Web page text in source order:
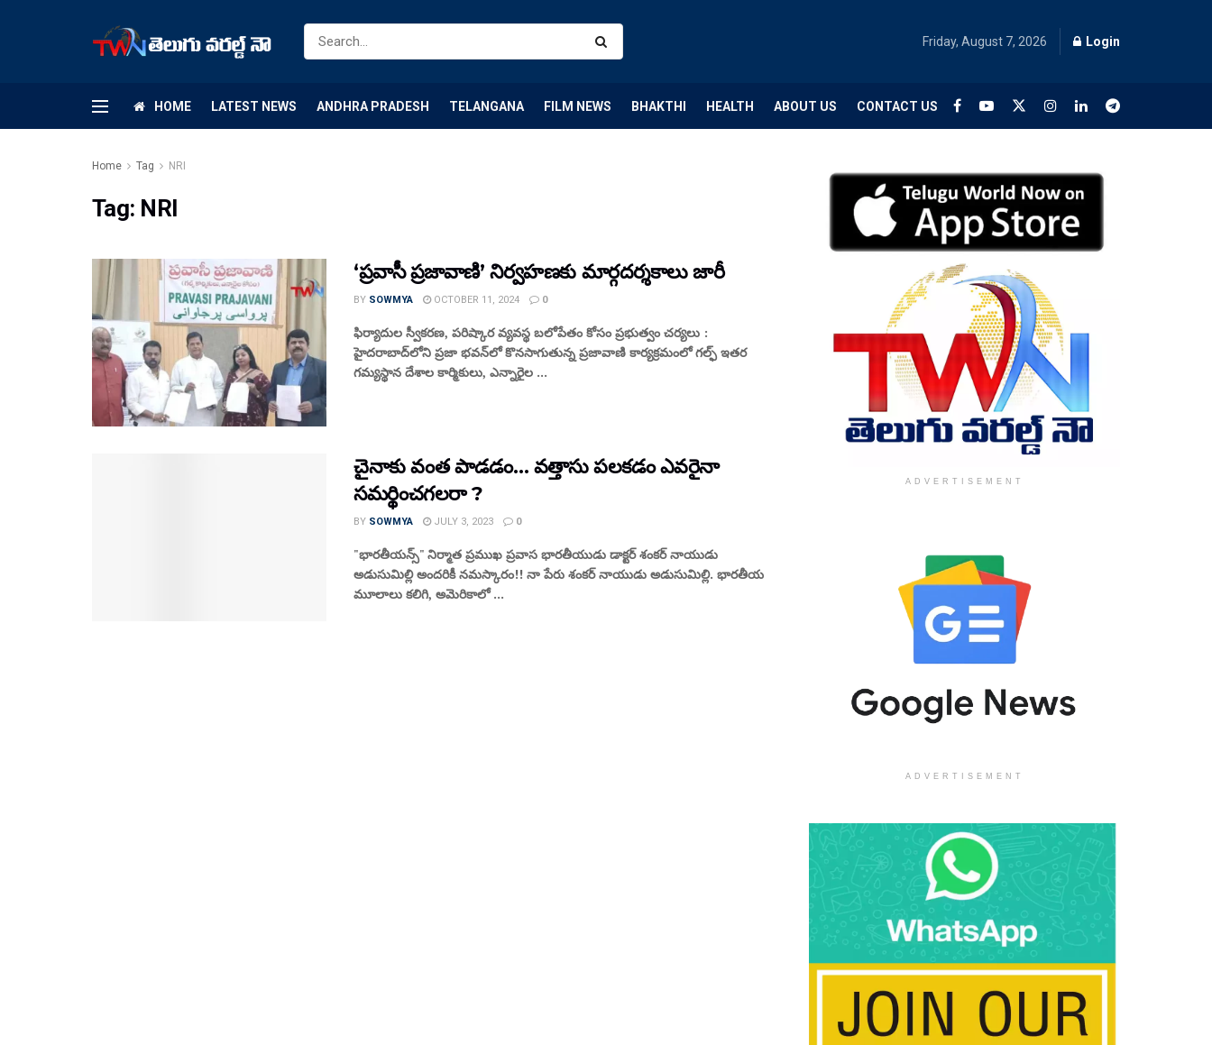
Friday, August 7, 2026 Login
HOME LATEST NEWS ANDHRA PRADESH TELANGANA FILM NEWS BHAKTHI HEALTH ABOUT US CONTACT US
Home Tag NRI
Tag: NRI
‘ప్రవాసీ ప్రజావాణి’ నిర్వహణకు మార్గదర్శకాలు జారీ
BY SOWMYA OCTOBER 11, 2024 0
ఫిర్యాదుల స్వీకరణ, పరిష్కార వ్యవస్థ బలోపేతం కోసం ప్రభుత్వం చర్యలు :
హైదరాబాద్‌లోని ప్రజా భవన్‌లో కొనసాగుతున్న ప్రజావాణి కార్యక్రమంలో గల్ఫ్ ఇతర
గమ్యస్థాన దేశాల కార్మికులు, ఎన్నారైల ...
చైనాకు వంత పాడడం… వత్తాసు పలకడం ఎవరైనా
సమర్థించగలరా ?
BY SOWMYA JULY 3, 2023 0
"భారతీయన్స్" నిర్మాత ప్రముఖ ప్రవాస భారతీయుడు డాక్టర్ శంకర్ నాయుడు
అడుసుమిల్లి అందరికీ నమస్కారం!! నా పేరు శంకర్ నాయుడు అడుసుమిల్లి. భారతీయ
మూలాలు కలిగి, అమెరికాలో ...
ADVERTISEMENT
ADVERTISEMENT